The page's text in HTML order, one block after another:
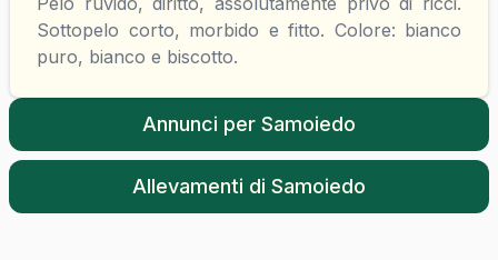
Annunci per Samoiedo
Allevamenti di Samoiedo
Sottopelo corto, morbido e fitto. Colore: bianco
puro, bianco e biscotto.